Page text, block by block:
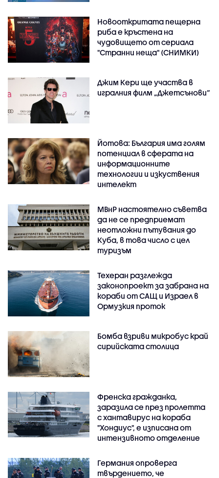
Новооткритата пещерна
риба е кръстена на
чудовището от сериала
"Странни неща" (СНИМКИ)
Джим Кери ще участва в
игралния филм „Джетсънови“
Йотова: България има голям
потенциал в сферата на
информационните
технологии и изкуствения
интелект
МВнР настоятелно съветва
да не се предприемат
неотложни пътувания до
Куба, в това число с цел
туризъм
Техеран разглежда
законопроект за забрана на
кораби от САЩ и Израел в
Ормузкия проток
Бомба взриви микробус край
сирийската столица
Френска гражданка,
заразила се през пролетта
с хантавирус на кораба
"Хондиус", е изписана от
интензивното отделение
Германия опроверга
твърдението, че